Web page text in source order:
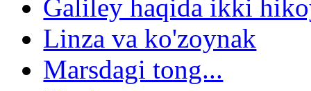
Galiley haqida ikki
Linza va ko'zoynak
Marsdagi tong...